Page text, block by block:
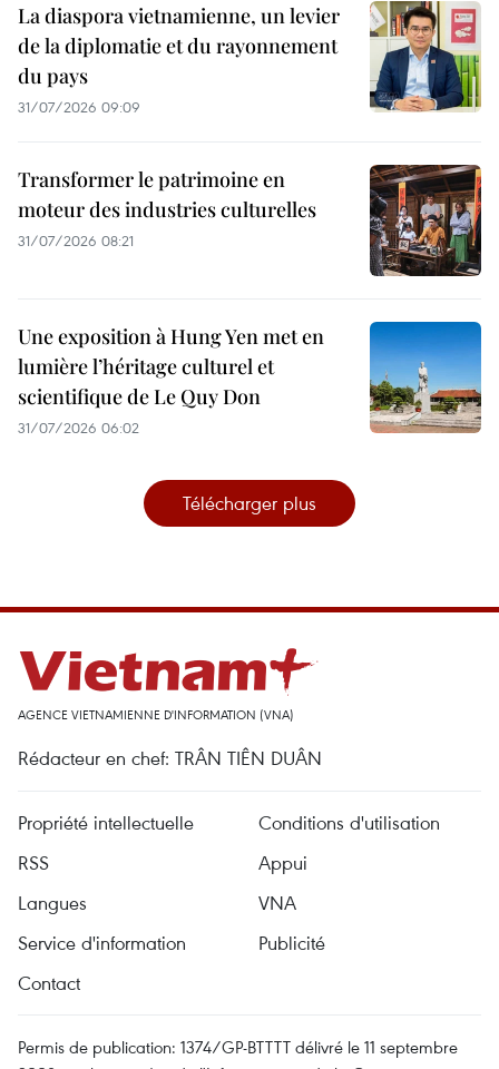
La diaspora vietnamienne, un levier
de la diplomatie et du rayonnement
du pays
31/07/2026 09:09
Transformer le patrimoine en
moteur des industries culturelles
31/07/2026 08:21
Une exposition à Hung Yen met en
lumière l’héritage culturel et
scientifique de Le Quy Don
31/07/2026 06:02
Télécharger plus
AGENCE VIETNAMIENNE D'INFORMATION (VNA)
Rédacteur en chef: TRÂN TIÊN DUÂN
Propriété intellectuelle
Conditions d'utilisation
RSS
Appui
Langues
VNA
Service d'information
Publicité
Contact
Permis de publication: 1374/GP-BTTTT délivré le 11 septembre